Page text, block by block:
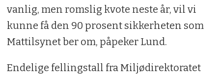
vanlig, men romslig kvote neste år, vil vi
kunne få den 90 prosent sikkerheten som
Mattilsynet ber om, påpeker Lund.
Endelige fellingstall fra Miljødirektoratet